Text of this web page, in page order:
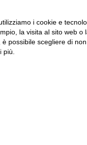
Accedi a Youtube
i cookie e
la visita al sito web o
possibile scegliere di